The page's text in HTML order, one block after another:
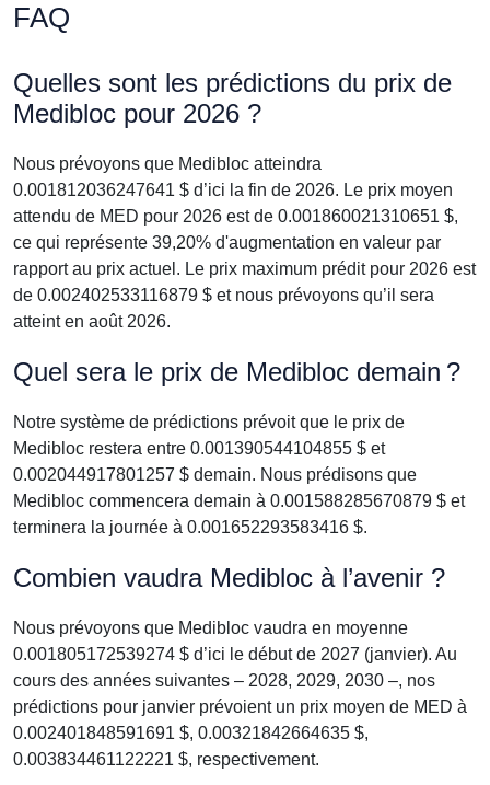
FAQ
Quelles sont les prédictions du prix de
Medibloc pour 2026 ?
Nous prévoyons que Medibloc atteindra
0.001812036247641 $ d’ici la fin de 2026. Le prix moyen
attendu de MED pour 2026 est de 0.001860021310651 $,
ce qui représente 39,20% d'augmentation en valeur par
rapport au prix actuel. Le prix maximum prédit pour 2026 est
de 0.002402533116879 $ et nous prévoyons qu’il sera
atteint en août 2026.
Quel sera le prix de Medibloc demain ?
Notre système de prédictions prévoit que le prix de
Medibloc restera entre 0.001390544104855 $ et
0.002044917801257 $ demain. Nous prédisons que
Medibloc commencera demain à 0.001588285670879 $ et
terminera la journée à 0.001652293583416 $.
Combien vaudra Medibloc à l’avenir ?
Nous prévoyons que Medibloc vaudra en moyenne
0.001805172539274 $ d’ici le début de 2027 (janvier). Au
cours des années suivantes – 2028, 2029, 2030 –, nos
prédictions pour janvier prévoient un prix moyen de MED à
0.002401848591691 $, 0.00321842664635 $,
0.003834461122221 $, respectivement.